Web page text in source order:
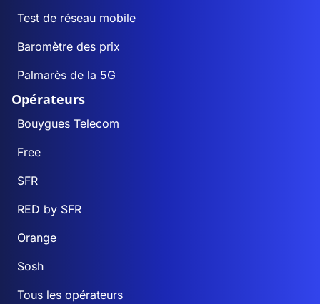
Test de réseau mobile
Baromètre des prix
Palmarès de la 5G
Opérateurs
Bouygues Telecom
Free
SFR
RED by SFR
Orange
Sosh
Tous les opérateurs